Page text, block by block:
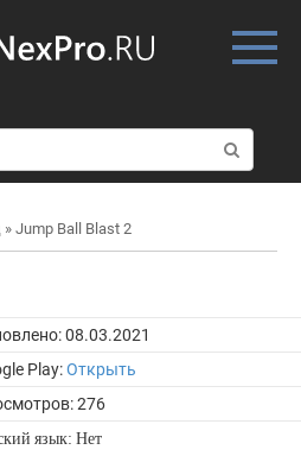
о
и
к
» Jump Ball Blast 2
08.03.2021
Play:Открыть
276
язык: Нет